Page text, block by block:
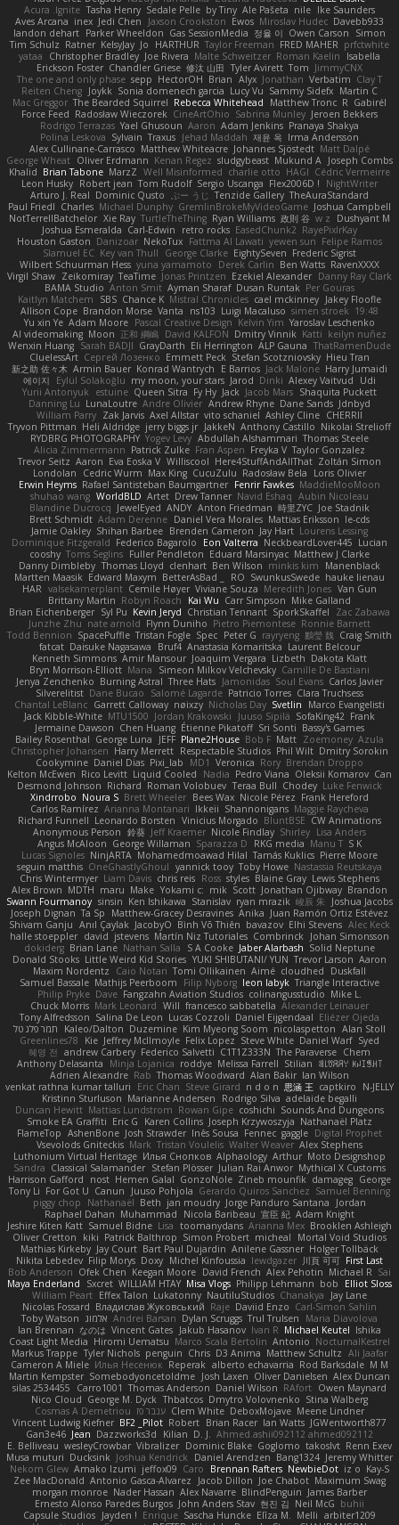
Acura .Ignite Tasha Henry Sedale Pelle by Tiny Ale Pašeta nile Ike Saunders
Aves Arcana inex Jedi Chen Jaxson Crookston Ewos Miroslav Hudec Davebb933
landon dehart Parker Wheeldon Gas SessionMedia 정율 이 Owen Carson
Simon
Tim Schulz Ratner KelsyJay Jo HARTHUR Taylor Freeman FRED MAHER prfctwhite
yataa
Christopher Bradley Joe Rivera Malte Schweitzer Roman Kaelin
Isabella
Erickson Foster Chandler Griese 修汰 山田 Tyler Avirett Tom JimmyCNX
The one and only phase sepp HectorOH Brian Alyx Jonathan Verbatim Clay T
Reiten Cheng Joykk Sonia domenech garcia Lucy Vu Sammy Sidefx Martin C
Mac Greggor The Bearded Squirrel Rebecca Whitehead Matthew Tronc R Gabirél
Force Feed Radosław Wieczorek CineArtOhio Sabrina Munley Jeroen Bekkers
Rodrigo Terrazas Yael Ghusoun Aaron Adam Jenkins Pranaya Shakya
Polina Leskova Sylvain Traxus Jehad Maddah 재윤 옥 Irma Andersson
Alex Cullinane-Carrasco Matthew Whiteacre Johannes Sjöstedt Matt Dalpé
George Wheat Oliver Erdmann Kenan Regez sludgybeast Mukund A
Joseph Combs
Khalid Brian Tabone MarzZ Well Misinformed charlie otto HAGI Cédric Vermeirre
Leon Husky Robert jean Tom Rudolf Sergio Uscanga Flex2006D !
NightWriter
Arturo J. Real Dominic Qusto ぶー うじ Tenzide Gallery TheAuraStandard
Paul Friedl Charles Michael Dunphy GremlinBrokeMyVideoGame Joshua Campbell
NotTerrellBatchelor Xie Ray TurtleTheThing Ryan Williams 政則 谷 w z
Dushyant M
Joshua Esmeralda Carl-Edwin retro rocks EasedChunk2 RayePixlrKay
Houston Gaston Danizoar NekoTux Fattma Al Lawati yewen sun Felipe Ramos
Slamuel EC Key van Thull George Clarke EightySeven Frederic Sigrist
Wilbert Schuurman Hess yuna yamamoto Derek Carlin Ben Watts RavenXXXX
Virgil Shaw Zeikomiray TeaTime Jonas Printzen Ezekiel Alexander Danny Ray Clark
BAMA Studio Anton Smit Ayman Sharaf Dusan Runtak Per Gouras
Kaitlyn Matchem
SBS Chance K Mistral Chronicles cael mckinney Jakey Floofle
Allison Cope Brandon Morse Vanta ns103 Luigi Macaluso simen stroek 19:48
Yu xin Ye Adam Moore Pascal Creative Design Kelvin Yim Yaroslav Leschenko
AI videomaking Moon 正和 綱嶋 David KALFON Dmitry Vinnik Katti keilyn nuñez
Wenxin Huang Sarah BADJI GrayDarth Eli Herrington ALP Gauna ThatRamenDude
CluelessArt Cергей Лозенко Emmett Peck Stefan Scotzniovsky Hieu Tran
新之助 佐々木 Armin Bauer Konrad Wantrych E Barrios Jack Malone Harry Jumaidi
에이지
Eylül Solakoğlu my moon, your stars Jarod Dinki Alexey Vaitvud
Udi
Yurii Antonyuk
estuine Queen Sitra Fy Hy Jack Jacob Mars Shaquita Puckett
Danning Lu LunaLoutre Andre Olivier Andrew Rhyne Dane Sands Jdnbyd
William Parry Zak Jarvis Axel Allstar vito schaniel Ashley Cline CHERRII
Tryvon Pittman Heli Aldridge jerry biggs jr JakkeN Anthony Castillo Nikolai Strelioff
RYDBRG PHOTOGRAPHY Yogev Levy Abdullah Alshammari Thomas Steele
Alicia Zimmermann Patrick Zulke Fran Aspen Freyka V Taylor Gonzalez
Trevor Seitz Aaron Eva Eoska V Williscool Here4StuffAndAllThat Zoltán Simon
Londolan
Cedric Wurm Max King CucuZulu Radosław Bela
Loris Olivier
Erwin Heyms Rafael Santisteban Baumgartner Fenrir Fawkes MaddieMooMoon
shuhao wang WorldBLD Artet Drew Tanner Navid Eshaq Aubin Nicoleau
Blandine Ducrocq JewelEyed ANDY Anton Friedman 時里ZYC Joe Stadnik
Brett Schmidt Adam Derenne Daniel Vera Morales Mattias Eriksson le-cds
Jamie Oakley Shihan Barbee Brenden Cameron Jay Hart Lourens Lessing
Dominique Fitzgerald Federico Bagarolo Eon Valterra NeckbeardLover445 Lucian
cooshy Toms Seglins Fuller Pendleton Eduard Marsinyac Matthew J Clarke
Danny Dimbleby Thomas Lloyd clenhart Ben Wilson minkis kim
Manenblack
Martten Maasik Edward Maxym BetterAsBad _ RO SwunkusSwede hauke lienau
HAR valsekamerplant Cemile Høyer Viviane Souza Meredith Jones Van Gun
Brittany Martin Robyn Roach Kai Wu Carr Simpson Mike Galland
Brian Eichenberger Syl Pu Kevin Jeryd Christian Tennant SporkSkaffel
Zac Zabawa
Junzhe Zhu nate arnold Flynn Duniho Pietro Piemontese Ronnie Barnett
Todd Bennion SpacePuffle Tristan Fogle Spec Peter G rayryeng 鸝瑩 魏 Craig Smith
fatcat Daisuke Nagasawa Bruf4 Anastasia Komaritska Laurent Belcour
Kenneth Simmons Amir Mansour Joaquim Vergara Lizbeth Dakota Klatt
Bryn Morrison-Elliott Mana Simeon Milkov Velchevsky Camille De Bastiani
Jenya Zenchenko Burning Astral Three Hats Jamonidas Soul Evans Carlos Javier
Silverelitist Dane Bucao Salomé Lagarde Patricio Torres Clara Truchsess
Chantal LeBlanc Garrett Calloway nøixzy Nicholas Day Svetlin
Marco Evangelisti
Jack Kibble-White MTU1500 Jordan Krakowski Juuso Sipilä SofaKing42 Frank
Jermaine Dawson Chen Huang Étienne Pikatoff Sri Sonti Bassy's Games
Bailey Rosenthal George Luna JEFF Plane2House Bob F Matt Zoemoney Azula
Christopher Johansen Harry Merrett Respectable Studios Phil Wilt Dmitry Sorokin
Cookymine Daniel Dias Pixi_lab MD1 Veronica Rory Brendan Droppo
Kelton McEwen Rico Levitt Liquid Cooled Nadia Pedro Viana Oleksii Komarov Can
Desmond Johnson Richard Roman Volobuev Teraa Bull Chodey Luke Fenwick
Xindrrobo Noura S Brett Wheeler Bees Wax Nicole Pérez Frank Hereford
Carlos Ramírez Arianna Montanari Ikkeii Shannonigans Maggie Raycheva
Richard Funnell Leonardo Borsten Vinicius Morgado BluntBSE CW Animations
Anonymous Person 鈴葵 Jeff Kraemer Nicole Findlay Shirley Lisa Anders
Angus McAloon George Willaman Sparazza D RKG media Manu T S K
Lucas Signoles NinjARTA Mohamedmoawad Hilal Tamás Kuklics Pierre Moore
seguin matthis OneGhastlyGhoul yannick tooy Toby Howe Nastassia Reutskaya
Chris Wintermyer Liam Davis chris reis Ross styles Blaine Gray Lewis Stephens
Alex Brown MDTH maru Make Yokami c: mik Scott Jonathan Ojibway Brandon
Swann Fourmanoy sinsin Ken Ishikawa Stanislav ryan mrazik 峻辰 朱
Joshua Jacobs
Joseph Dignan Ta Sp Matthew-Gracey Desravines Anika Juan Ramón Ortiz Estévez
Shivam Ganju Anıl Çaylak JacobyO Bình Võ Thiên bavazov Elhi Stevens Alec Keck
halle stoeppler david jstevens Martín Niz Tutoriales Combrinck
Johan Simonsson
dokiderg Brian Lane Nathan Salla S A Cooke Jaber Alarbash Solid Neptune
Donald Stooks Little Weird Kid Stories YUKI SHIBUTANI/ YUN Trevor Larson Aaron
Maxim Nordentz
Caio Notari Tomi Ollikainen Aimé cloudhed
Duskfall
Samuel Bassale Mathijs Peerboom Filip Nyborg leon labyk Triangle Interactive
Philip Pryke Dave Fangzahn Aviation Studios colinangusstudio Mike L.
Chuck Morris Mark Leonard Will francesco sabbatella Alexander Leinauer
Tony Alfredsson Salina De Leon Lucas Cozzoli Daniel Eijgendaal Eliézer Ojeda
תמר פלג טל
Kaleo/Dalton Duzemine Kim Myeong Soom nicolaspetton Alan Stoll
Greenlines78
Kie Jeffrey McIlmoyle Felix Lopez Steve White Daniel Warf Syed
혜영 전 andrew Carbery Federico Salvetti C1T1Z333N The Paraverse Chem
Anthony Delasanta
Minja Lojanica roddye Melissa Farrell Stilian ꌃ꒒ꀎꋪꋪꌩ ꀘꈤꀤꁅꃅ꓄
Adrien Alexandre Rab Thomas Woodward Alan Bakir Ian Wilson
venkat rathna kumar talluri
Eric Chan Steve Girard n d o n 思涵 王 captkiro
N-JELLY
Kristinn Sturluson Marianne Andersen Rodrigo Silva adelaide begalli
Duncan Hewitt Mattias Lundstrom Rowan Gipe coshichi Sounds And Dungeons
Smoke EA Graffiti Eric G Karen Collins Joseph Krzywoszyja Nathanaël Platz
FlameTop AshenBone Josh Strawder Inês Sousa Fennec gaggle Digital Prophet
Vsevolods Gniteckis Mark Tristan Voulelis Walter Weaver Alex Stephens
Luthonium Virtual Heritage Илья Снопков Alphaology Arthur Moto Designshop
Sandra Classical Salamander Stefan Plösser Julian Rai Anwor Mythical X Customs
Harrison Gafford
nost Hemen Galal GonzoNole Zineb mounfik damageg George
Tony Li For Got U Canun Juuso Pohjola Gerardo Quiros Sanchez Samuel Benning
piggy chop
Nathanaël Beth jan moudry Jorge Panduro Santana
Jordan
Raphael Dahan Muhammad Nicola Baribeau 宣臣 紀 Adam Knight
Jeshire Kiten Katt Samuel Bidne Lisa toomanydans Arianna Mex Brooklen Ashleigh
Oliver Cretton
kiki Patrick Balthrop Simon Probert micheal
Mortal Void Studios
Mathias Kirkeby Jay Court Bart Paul Dujardin Anilene Gassner Holger Tollbäck
Nikita Lebedev Filip Morys Doxy Michel Kinfoussia lewdgazer 川頁 可可 First Last
Bob Anderson Ofek Chen Keegan Moore David French Alex Pehotin Michael R Sai
Maya Enderland
Sxcret WILLIAM HTAY Misa Vlogs Philipp Lehmann bob
Elliot Sloss
William Peart Effex Talon Lukatonny NautiluStudios Chanakya
Jay Lane
Nicolas Fossard Владислав Жуковський Raje Daviid Enzo Carl-Simon Sahlin
Toby Watson אלמוג Andrei Barsan Dylan Scruggs Trul Trulsen
Maria Diavolova
Ian Brennan なのは Vincent Gates Jakub Hasanov Ivan R Michael Keutel Ishika
Coast Light Media Hiromi Uematsu Marco Scala Bertolin Antonio NocturnalKestrel
Markus Trappe Tyler Nichols penguin Chris D3 Anima Matthew Schultz Ali Jaafar
Cameron A Miele Илья Несенюк Reperak alberto echavarria Rod Barksdale M M
Martin Kempster Somebodyoncetoldme Josh Laxen Oliver Danielsen Alex Duncan
silas 2534455
Carro1001 Thomas Anderson Daniel Wilson RAfort Owen Maynard
Nico Cloud George M. Dyck Thbatcos Dmytro Volovnenko Stina Walberg
Cosmas A Demetriou ענבר פז Clem White DeboxMojave Meene Lindner
Vincent Ludwig Kiefner BF2 _Pilot Robert Brian Racer Ian Watts JGWentworth877
Gan3e46 Jean Dazzworks3d Kilian D. J.
Ahmed.ashii092112 ahmed092112
E. Belliveau wesleyCrowbar Vibralizer Dominic Blake Goglomo takoslvt Renn Exev
Musa muturi Ducksink Joshua Kendrick Daniel Arendzen Bang1324 Jeremy Whitter
Nekom Glew Amako Izumi jeffox09 Caro Brennan Rafters NewbieDot iz o Kay-S
Zee MacDonald Antonio Gasca-Alvarez Jacob Dillon Joe Chabot Maximum Swag
morgan monroe Nader Hassan Alex Navarre BlindPenguin James Barber
Ernesto Alonso Paredes Burgos John Anders Stav 현진 김 Neil McG buhii
Capsule Studios Jayden ! Enrique Sascha Huncke Elīza M. Melli arbiter1209